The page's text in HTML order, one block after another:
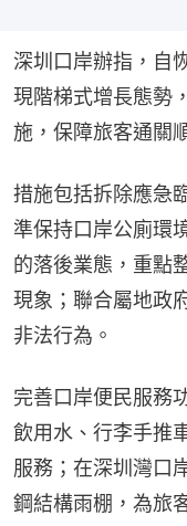
深圳口岸辦指，自
現階梯式增長態勢
施，保障旅客通關
措施包括拆除應急
準保持口岸公廁環
的落後業態，重點
現象；聯合屬地政
非法行為。
完善口岸便民服務
飲用水、行李手推
服務；在深圳灣口
鋼結構雨棚，為旅